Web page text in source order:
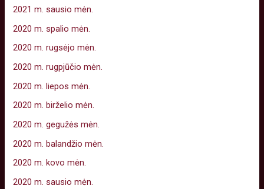
2021 m. sausio mėn.
2020 m. spalio mėn.
2020 m. rugsėjo mėn.
2020 m. rugpjūčio mėn.
2020 m. liepos mėn.
2020 m. birželio mėn.
2020 m. gegužės mėn.
2020 m. balandžio mėn.
2020 m. kovo mėn.
2020 m. sausio mėn.